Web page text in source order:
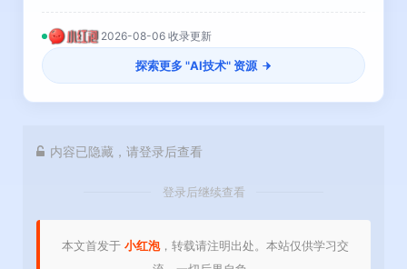
2026-08-06 收录更新
探索更多 "AI技术" 资源
内容已隐藏，请登录后查看
登录后继续查看
本文首发于 小红泡，转载请注明出处。本站仅供学习交